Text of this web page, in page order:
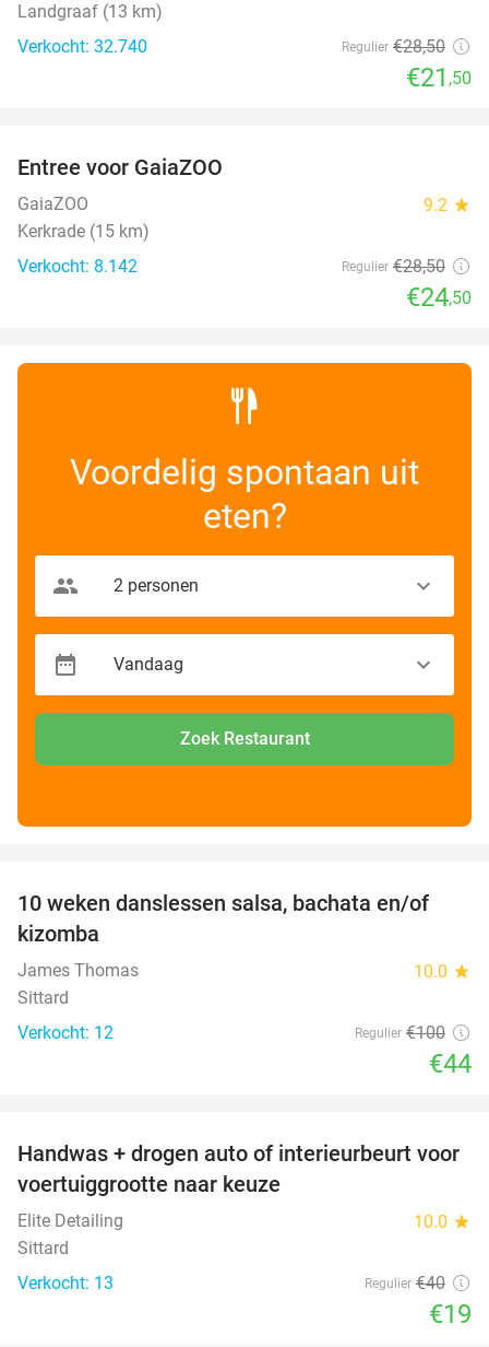
Landgraaf (13 km)
Verkocht: 32.740
Regulier €28,50
€21 ,50
Entree voor GaiaZOO
GaiaZOO 9.2 star
Kerkrade (15 km)
Verkocht: 8.142
Regulier €28,50
€24,50
Voordelig spontaan uit
eten?
Zoek Restaurant
56%
10 weken danslessen salsa, bachata en/of
kizomba
James Thomas 10.0 star
Sittard
Verkocht: 12
Regulier €100
€44
53%
Handwas + drogen auto of interieurbeurt voor
voertuiggrootte naar keuze
Elite Detailing 10.0 star
Sittard
Verkocht: 13
Regulier €40
€19